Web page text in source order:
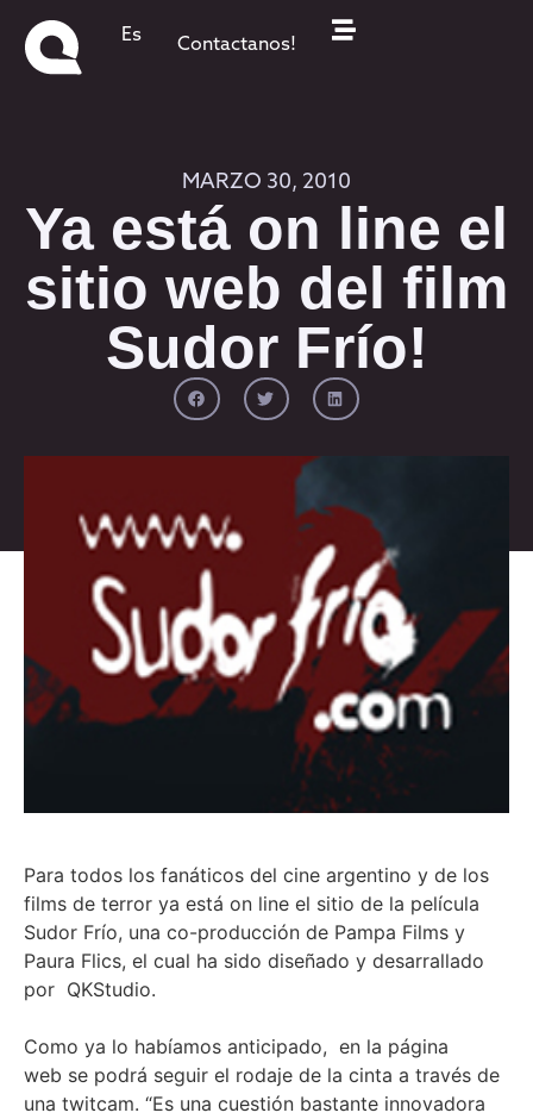
Es Contactanos!
MARZO 30, 2010
Ya está on line el
sitio web del film
Sudor Frío!
Para todos los fanáticos del cine argentino y de los
films de terror ya está on line el sitio de la película
Sudor Frío, una co-producción de Pampa Films y
Paura Flics, el cual ha sido diseñado y desarrallado
por QKStudio.
Como ya lo habíamos anticipado, en la página
web se podrá seguir el rodaje de la cinta a través de
una twitcam. “Es una cuestión bastante innovadora